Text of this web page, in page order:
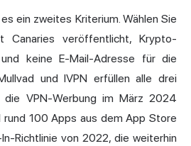
ein zweites Kriterium. Wählen Sie
Canaries veröffentlicht, Krypto-
keine E-Mail-Adresse für die
und IVPN erfüllen alle drei
die VPN-Werbung im März 2024
100 Apps aus dem App Store
Richtlinie von 2022, die weiterhin